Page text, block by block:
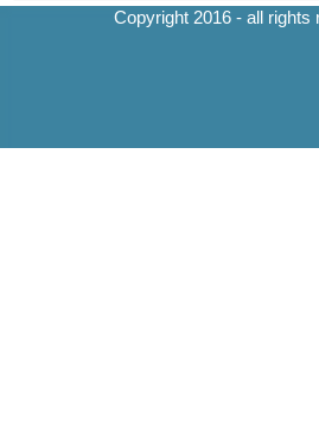
Copyright 2016 - all